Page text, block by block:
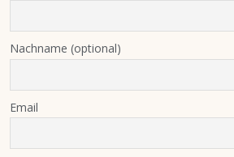
Nachname (optional)
Email